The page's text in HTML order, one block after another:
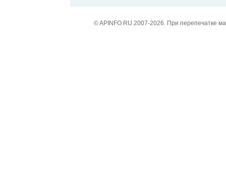
© APINFO.RU 2007-2026. При перепечатке